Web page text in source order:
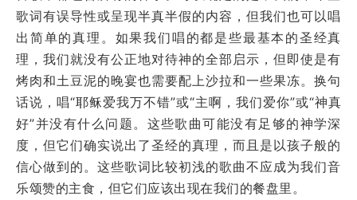
歌词有误导性或呈现半真半假的内容，但我们也可以唱
出简单的真理。如果我们唱的都是些最基本的圣经真
理，我们就没有公正地对待神的全部启示，但即使是有
烤肉和土豆泥的晚宴也需要配上沙拉和一些果冻。换句
话说，唱“耶稣爱我万不错”或“主啊，我们爱你”或“神真
好”并没有什么问题。这些歌曲可能没有足够的神学深
度，但它们确实说出了圣经的真理，而且是以孩子般的
信心做到的。这些歌词比较初浅的歌曲不应成为我们音
乐颂赞的主食，但它们应该出现在我们的餐盘里。